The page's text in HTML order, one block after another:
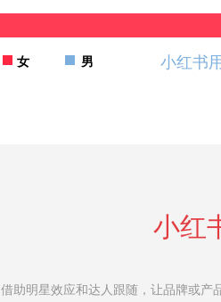
小红书
女 男
小红
借助明星效应和达人跟随，让品牌或